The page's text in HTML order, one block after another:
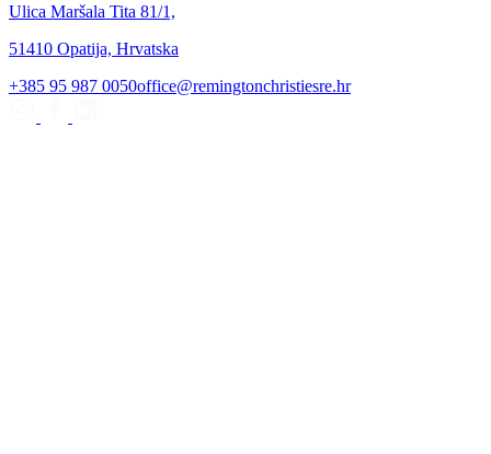
Ulica Maršala Tita 81/1,
51410 Opatija, Hrvatska
+385 95 987 0050office@remingtonchristiesre.hr